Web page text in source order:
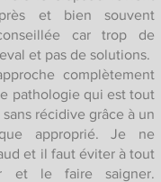
et bien souvent
car trop de
et pas de solutions.
complètement
pathologie qui est tout
récidive grâce à un
approprié. Je ne
et il faut éviter à tout
et le faire saigner.